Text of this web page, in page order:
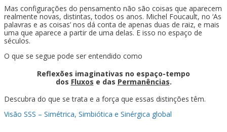
Mas configurações do pensamento não são coisas que aparecem
realmente novas, distintas, todos os anos. Michel Foucault, no ‘As
palavras e as coisas’ nos dá conta de apenas duas de raiz, e mais
uma que aparece a partir de uma delas. E isso no espaço de
séculos.
O que se segue pode ser entendido como
Reflexões imaginativas no espaço-tempo
dos Fluxos e das Permanências.
Descubra do que se trata e a força que essas distinções têm.
Visão SSS – Simétrica, Simbiótica e Sinérgica global